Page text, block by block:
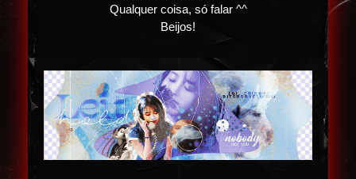
Qualquer coisa, só falar ^^
Beijos!